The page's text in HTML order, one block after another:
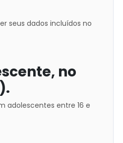
seus dados incluídos no
no
adolescentes entre 16 e